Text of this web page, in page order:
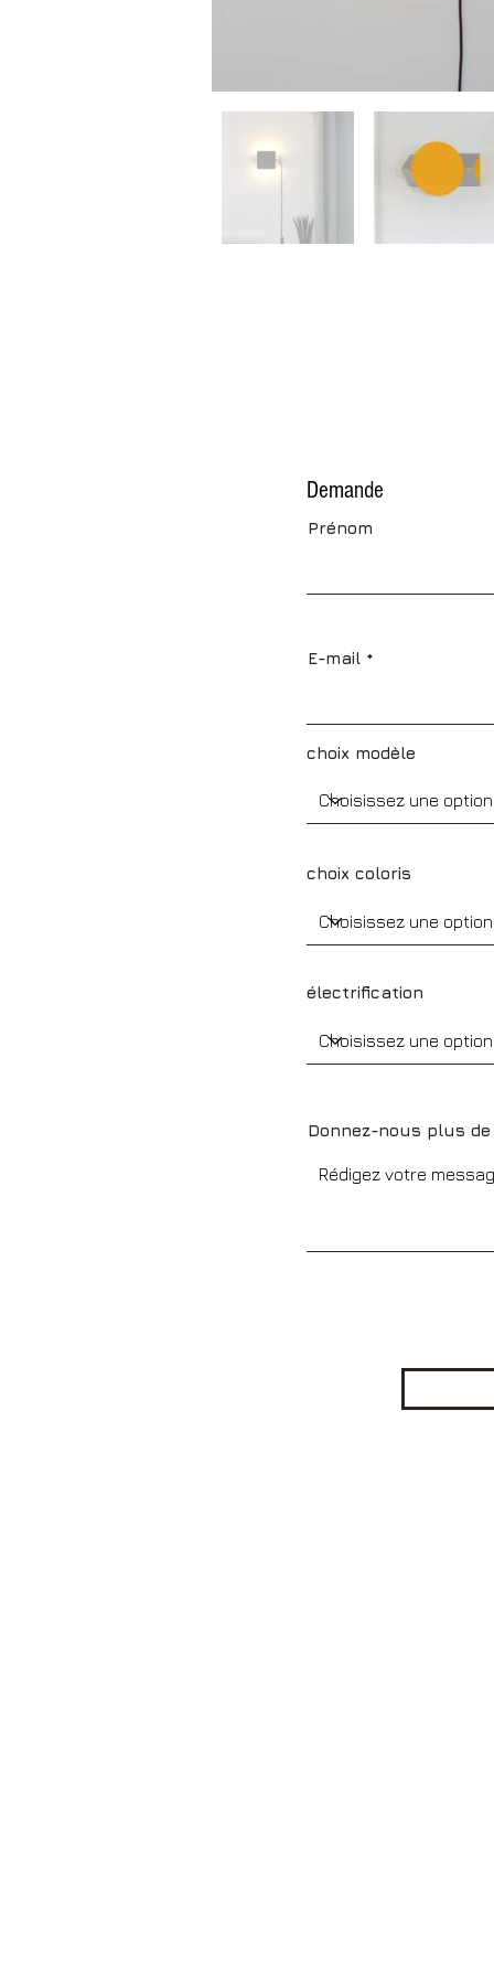
Demande
Prénom
E-mail
choix modèle
choix coloris
électrification
Donnez-nous plus